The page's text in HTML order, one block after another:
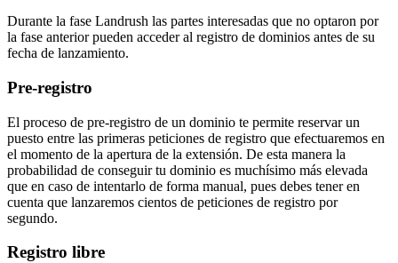
Durante la fase Landrush las partes interesadas que no optaron por
la fase anterior pueden acceder al registro de dominios antes de su
fecha de lanzamiento.
Pre-registro
El proceso de pre-registro de un dominio te permite reservar un
puesto entre las primeras peticiones de registro que efectuaremos en
el momento de la apertura de la extensión. De esta manera la
probabilidad de conseguir tu dominio es muchísimo más elevada
que en caso de intentarlo de forma manual, pues debes tener en
cuenta que lanzaremos cientos de peticiones de registro por
segundo.
Registro libre